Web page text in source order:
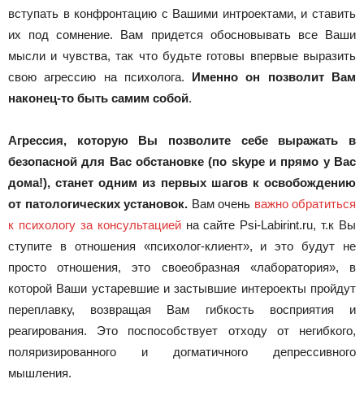
вступать в конфронтацию с Вашими интроектами, и ставить
их под сомнение. Вам придется обосновывать все Ваши
мысли и чувства, так что будьте готовы впервые выразить
свою агрессию на психолога. Именно он позволит Вам
наконец-то быть самим собой.
Агрессия, которую Вы позволите себе выражать в
безопасной для Вас обстановке (по skype и прямо у Вас
дома!), станет одним из первых шагов к освобождению
от патологических установок. Вам очень важно обратиться
к психологу за консультациейна сайте Psi-Labirint.ru, т.к Вы
ступите в отношения «психолог-клиент», и это будут не
просто отношения, это своеобразная «лаборатория», в
которой Ваши устаревшие и застывшие интероекты пройдут
переплавку, возвращая Вам гибкость восприятия и
реагирования. Это поспособствует отходу от негибкого,
поляризированного и догматичного депрессивного
мышления.